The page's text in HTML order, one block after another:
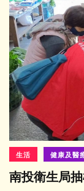
生活 健康及醫
南投衛生局